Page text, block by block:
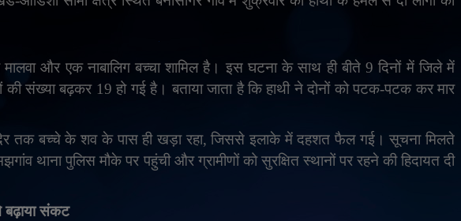
मालवा और एक नाबालिग बच्चा शामिल है। इस घटना के साथ ही बीते 9 दिनों में जिले में
की संख्या बढ़कर 19 हो गई है। बताया जाता है कि हाथी ने दोनों को पटक-पटक कर मार
तक बच्चे के शव के पास ही खड़ा रहा,जिससे इलाके में दहशत फैल गई। सूचना मिलते
थाना पुलिस मौके पर पहुंची और ग्रामीणों को सुरक्षित स्थानों पर रहने की हिदायत दी
बढ़ाया संकट